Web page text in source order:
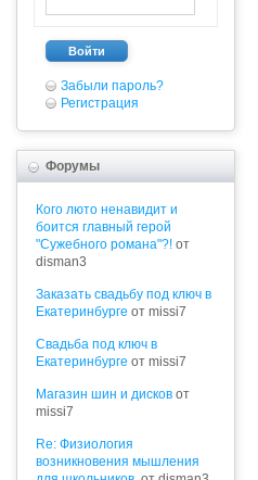
Войти
Забыли пароль?
Регистрация
Форумы
Кого люто ненавидит и
боится главный герой
"Сужебного романа"?! от
disman3
Заказать свадьбу под ключ в
Екатеринбурге от missi7
Cвадьба под ключ в
Екатеринбурге от missi7
Магазин шин и дисков от
missi7
Re: Физиология
возникновения мышления